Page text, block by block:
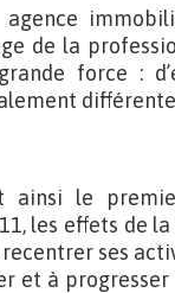
agence
de la
force :
ainsi le
les effets de
ses
et à